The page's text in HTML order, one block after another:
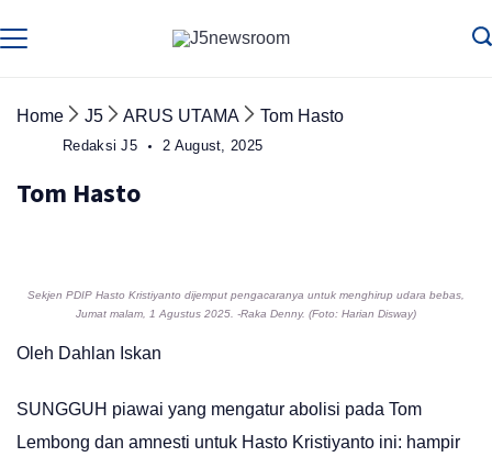
to
Home J5 ARUS UTAMA Tom Hasto
Redaksi J5 2 August, 2025
Tom Hasto
Sekjen PDIP Hasto Kristiyanto dijemput pengacaranya untuk menghirup udara bebas,
Jumat malam, 1 Agustus 2025. -Raka Denny. (Foto: Harian Disway)
Oleh Dahlan Iskan
SUNGGUH piawai yang mengatur abolisi pada Tom
Lembong dan amnesti untuk Hasto Kristiyanto ini: hampir